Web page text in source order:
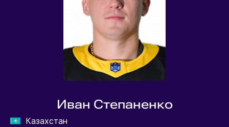
Иван Степаненко
Казахстан